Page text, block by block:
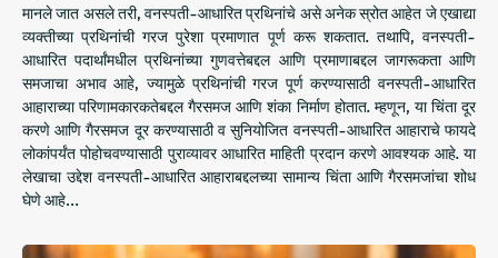
मानले जात असले तरी, वनस्पती-आधारित प्रथिनांचे असे अनेक स्रोत आहेत जे एखाद्या
व्यक्तीच्या प्रथिनांची गरज पुरेशा प्रमाणात पूर्ण करू शकतात. तथापि, वनस्पती-
आधारित पदार्थांमधील प्रथिनांच्या गुणवत्तेबद्दल आणि प्रमाणाबद्दल जागरूकता आणि
समजाचा अभाव आहे, ज्यामुळे प्रथिनांची गरज पूर्ण करण्यासाठी वनस्पती-आधारित
आहाराच्या परिणामकारकतेबद्दल गैरसमज आणि शंका निर्माण होतात. म्हणून, या चिंता दूर
करणे आणि गैरसमज दूर करण्यासाठी व सुनियोजित वनस्पती-आधारित आहाराचे फायदे
लोकांपर्यंत पोहोचवण्यासाठी पुराव्यावर आधारित माहिती प्रदान करणे आवश्यक आहे. या
लेखाचा उद्देश वनस्पती-आधारित आहाराबद्दलच्या सामान्य चिंता आणि गैरसमजांचा शोध
घेणे आहे…